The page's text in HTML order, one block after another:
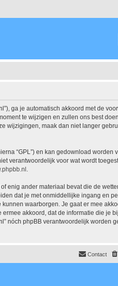
ga je automatisch akkoord met de
te wijzigen en zullen ons best
maak dan niet langer
“GPL”) en kan gedownload worden
verantwoordelijk voor wat wordt
.
enig ander materiaal bevat die de
dat je met onmiddellijke ingang en
waarborgen. Je gaat er mee
akkoord, dat de informatie die je
nóch phpBB verantwoordelijk worden
Contact